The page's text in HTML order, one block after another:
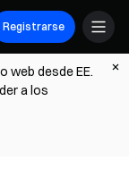
Registrarse
web desde EE.
a los